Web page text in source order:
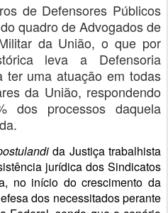
de Defensores Públicos
quadro de Advogados de
da União, o que por
leva a Defensoria
ter uma atuação em todas
da União, respondendo
dos processos daquela
da Justiça trabalhista
jurídica dos Sindicatos
no início do crescimento da
dos necessitados perante